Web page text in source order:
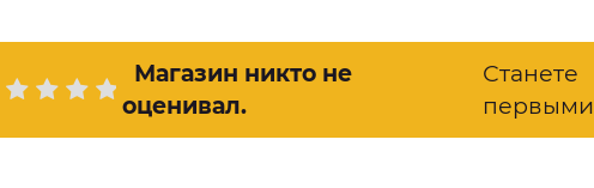
Магазин никто не
оценивал.
Станете